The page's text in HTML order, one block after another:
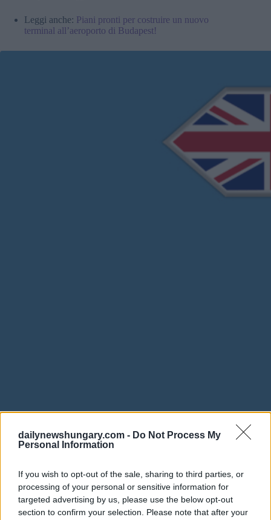
dailynewshungary.com - Do Not Process My
Personal Information
If you wish to opt-out of the sale, sharing to third parties, or
processing of your personal or sensitive information for
targeted advertising by us, please use the below opt-out
section to confirm your selection. Please note that after your
Leggi anche: Piani pronti per costruire un nuovo
terminal all’aeroporto di Budapest!